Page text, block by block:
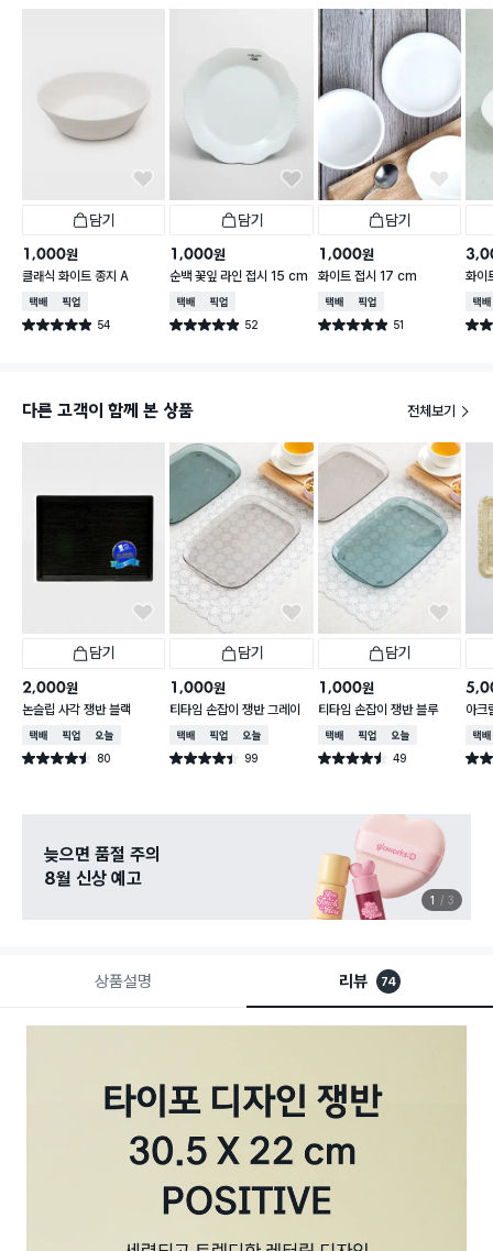
담기
1,000원
클래식 화이트 종지 A
택배배송매장픽업
별점 4.9점 54
건 작성
담기
1,000원
순백 꽃잎 라인 접시 15 cm
택배배송매장픽업
별점 4.9점 52
건 작성
담기
1,000원
화이트 접시 17 cm
택배배송매장픽업
별점 4.9점 51
건 작성
화이
택배
별점
다른 고객이 함께 본 상품 전체보기
담기
2,000원
논슬립 사각 쟁반 블랙
택배배송매장픽업오늘배송
별점 4.5점 80
건 작성
담기
1,000원
티타임 손잡이 쟁반 그레이
택배배송매장픽업오늘배송
별점 4.4점 99
건 작성
담기
1,000원
티타임 손잡이 쟁반 블루
택배배송매장픽업오늘배송
별점 4.5점 49
건 작성
아크
택배
별점
늦으면 품절 주의
8월 신상 예고
1 3
상품설명 리뷰 74